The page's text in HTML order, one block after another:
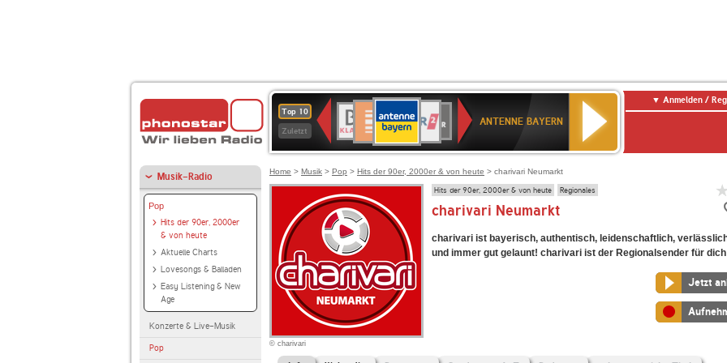
Top 10
Zuletzt
Deutschlandfunk
80er
90er
OLDIE
ANTENNE
SWR3
WDR
4
BR-
KLASSIK
Deutschlandfunk
KulturBAYERN
2
SWR
Kultur
NDR
2
ANTENNE BAYERN
Anmelden /
Musik-Radio
Pop
Hits der 90er, 2000er
& von heute
Aktuelle Charts
Lovesongs & Balladen
Easy Listening & New
Age
Konzerte & Live-Musik
Pop
Home > Musik > Pop > Hits der 90er, 2000er & von heute > charivari Neumarkt
© charivari
Hits der 90er, 2000er & von heute Regionales
charivari Neumarkt
charivari ist bayerisch, authentisch, leidenschaftlich,
und immer gut gelaunt! charivari ist der Regionalsender für
Jetzt